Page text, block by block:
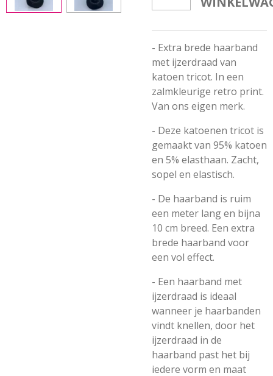
- Extra brede haarband
met ijzerdraad van
katoen tricot. In een
zalmkleurige retro print.
Van ons eigen merk.
- Deze katoenen tricot is
gemaakt van 95% katoen
en 5% elasthaan. Zacht,
sopel en elastisch.
- De haarband is ruim
een meter lang en bijna
10 cm breed. Een extra
brede haarband voor
een vol effect.
- Een haarband met
ijzerdraad is ideaal
wanneer je haarbanden
vindt knellen, door het
ijzerdraad in de
haarband past het bij
iedere vorm en maat